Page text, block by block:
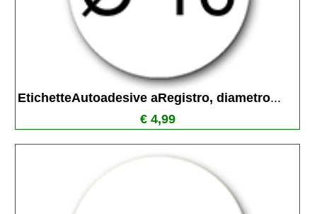
EtichetteAutoadesive aRegistro, diametro...
€ 4,99